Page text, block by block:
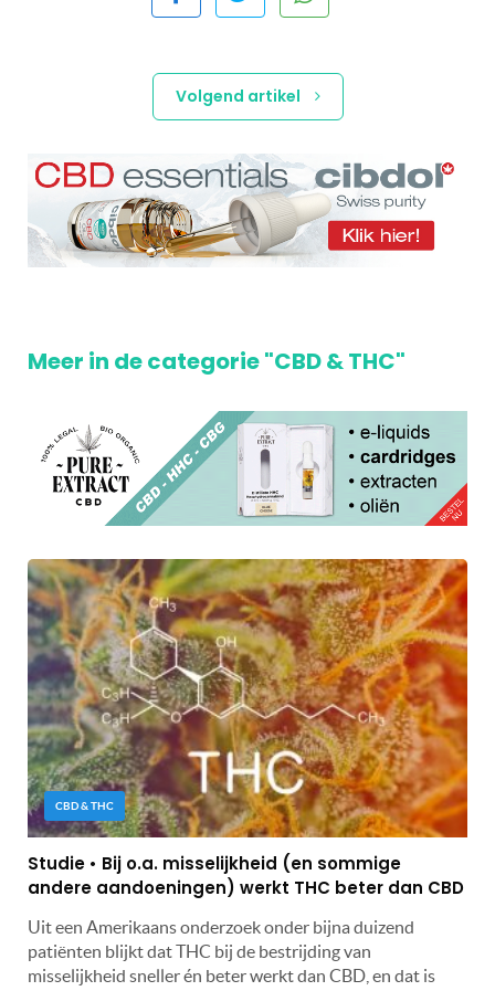
Volgend artikel
Meer in de categorie "CBD & THC"
CBD & THC
Studie • Bij o.a. misselijkheid (en sommige
andere aandoeningen) werkt THC beter dan CBD
Uit een Amerikaans onderzoek onder bijna duizend
patiënten blijkt dat THC bij de bestrijding van
misselijkheid sneller én beter werkt dan CBD, en dat is